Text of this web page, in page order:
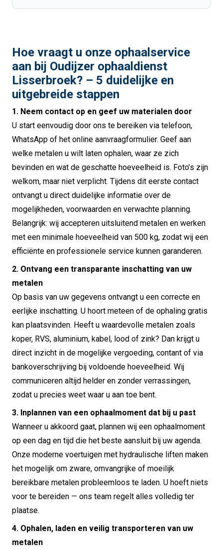
Hoe vraagt u onze ophaalservice
aan bij Oudijzer ophaaldienst
Lisserbroek? – 5 duidelijke en
uitgebreide stappen
1. Neem contact op en geef uw materialen door
U start eenvoudig door ons te bereiken via telefoon,
WhatsApp of het online aanvraagformulier. Geef aan
welke metalen u wilt laten ophalen, waar ze zich
bevinden en wat de geschatte hoeveelheid is. Foto’s zijn
welkom, maar niet verplicht. Tijdens dit eerste contact
ontvangt u direct duidelijke informatie over de
mogelijkheden, voorwaarden en verwachte planning.
Belangrijk: wij accepteren uitsluitend metalen en werken
met een minimale hoeveelheid van 500 kg, zodat wij een
efficiënte en professionele service kunnen garanderen.
2. Ontvang een transparante inschatting van uw
metalen
Op basis van uw gegevens ontvangt u een correcte en
eerlijke inschatting. U hoort meteen of de ophaling gratis
kan plaatsvinden. Heeft u waardevolle metalen zoals
koper, RVS, aluminium, kabel, lood of zink? Dan krijgt u
direct inzicht in de mogelijke vergoeding, contant of via
bankoverschrijving bij voldoende hoeveelheid. Wij
communiceren altijd helder en zonder verrassingen,
zodat u precies weet waar u aan toe bent.
3. Inplannen van een ophaalmoment dat bij u past
Wanneer u akkoord gaat, plannen wij een ophaalmoment
op een dag en tijd die het beste aansluit bij uw agenda.
Onze moderne voertuigen met hydraulische liften maken
het mogelijk om zware, omvangrijke of moeilijk
bereikbare metalen probleemloos te laden. U hoeft niets
voor te bereiden — ons team regelt alles volledig ter
plaatse.
4. Ophalen, laden en veilig transporteren van uw
metalen